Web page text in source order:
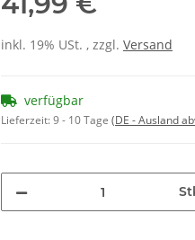
inkl. 19% USt. , zzgl. Versand
verfügbar
Lieferzeit:9 - 10 Tage (DE - Ausland